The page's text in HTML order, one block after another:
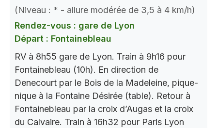
(Niveau : * - allure modérée de 3,5 à 4 km/h)
Rendez-vous : gare de Lyon
Départ : Fontainebleau
RV à 8h55 gare de Lyon. Train à 9h16 pour
Fontainebleau (10h). En direction de
Denecourt par le Bois de la Madeleine, pique-
nique à la Fontaine Désirée (table). Retour à
Fontainebleau par la croix d’Augas et la croix
du Calvaire. Train à 16h32 pour Paris Lyon